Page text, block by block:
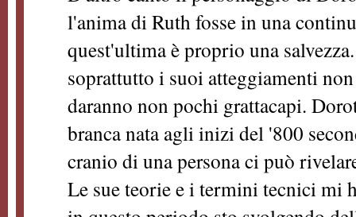
l'anima di Ruth fosse in una
quest'ultima è proprio una
soprattutto i suoi atteggiamenti
daranno non pochi grattacapi.
branca nata agli inizi del '800
cranio di una persona ci può
Le sue teorie e i termini tecnici mi